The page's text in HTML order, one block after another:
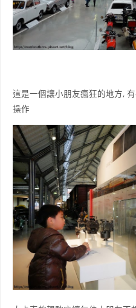
這是一個讓小朋友瘋狂的地方,
操作